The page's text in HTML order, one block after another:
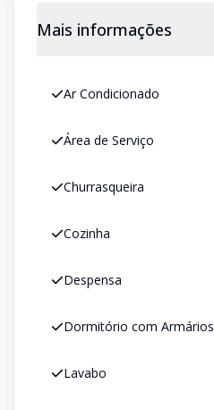
Mais informações
Ar Condicionado
Área de Serviço
Churrasqueira
Cozinha
Despensa
Dormitório com Armários
Lavabo